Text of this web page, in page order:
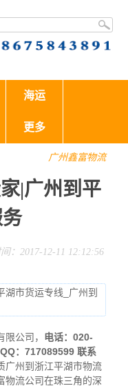
海运
更多
广州鑫富物流
|广州到平
：2017-12-11 12:12:56
湖市货运专线_广州到
公司， 电话：020-
：717089599 联系
广州到浙江平湖市物流
物流公司在珠三角的深